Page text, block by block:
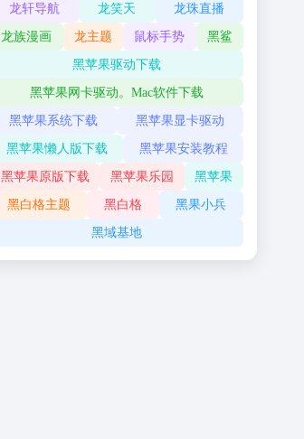
龙轩导航 龙笑天 龙珠直播
龙族漫画 龙主题 鼠标手势 黑鲨
黑苹果驱动下载
黑苹果网卡驱动。Mac软件下载
黑苹果系统下载 黑苹果显卡驱动
黑苹果懒人版下载 黑苹果安装教程
黑苹果原版下载 黑苹果乐园 黑苹果
黑白格主题 黑白格 黑果小兵
黑域基地